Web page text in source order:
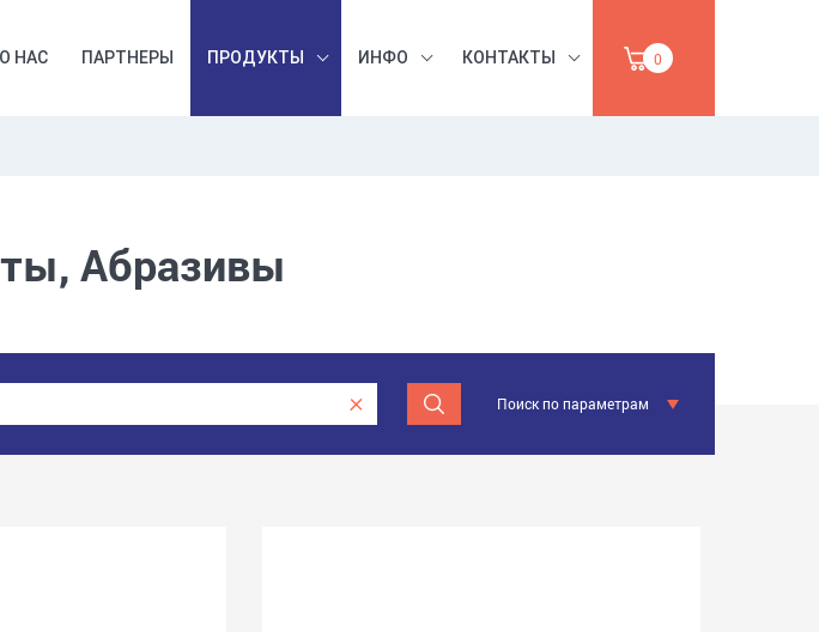
О НАС ПАРТНЕРЫ ПРОДУКТЫ
ФУРНИТУРА,
ЛЕНТЫ, ГВОЗДИ
РАСПРОДАЖА
ИНФО КОНТАКТЫ 0
Абразивы
Поиск по параметрам